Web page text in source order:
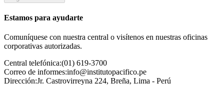
Estamos para ayudarte
Comuníquese con nuestra central o visítenos en nuestras oficinas
corporativas autorizadas.
Central telefónica:(01) 619-3700
Correo de informes:info@institutopacifico.pe
Dirección:Jr. Castrovirreyna 224, Breña, Lima - Perú